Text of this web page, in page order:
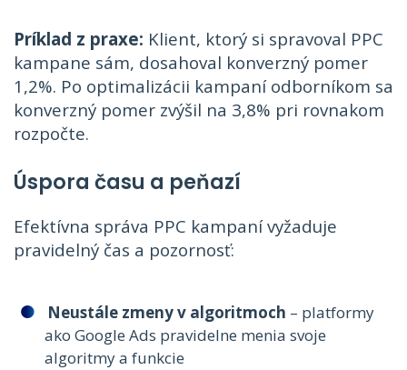
Príklad z praxe: Klient, ktorý si spravoval PPC
kampane sám, dosahoval konverzný pomer
1,2%. Po optimalizácii kampaní odborníkom sa
konverzný pomer zvýšil na 3,8% pri rovnakom
rozpočte.
Úspora času a peňazí
Efektívna správa PPC kampaní vyžaduje
pravidelný čas a pozornosť:
Neustále zmeny v algoritmoch – platformy
ako Google Ads pravidelne menia svoje
algoritmy a funkcie